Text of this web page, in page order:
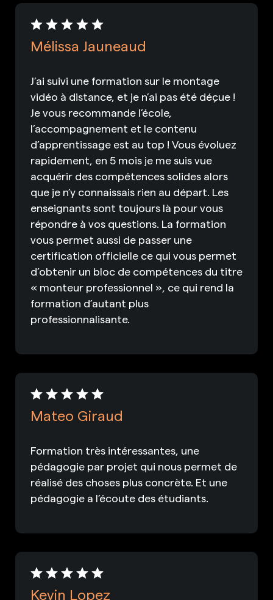
Mélissa Jauneaud
J’ai suivi une formation sur le montage
vidéo à distance, et je n’ai pas été déçue !
Je vous recommande l’école,
l’accompagnement et le contenu
d’apprentissage est au top ! Vous évoluez
rapidement, en 5 mois je me suis vue
acquérir des compétences solides alors
que je n’y connaissais rien au départ. Les
enseignants sont toujours là pour vous
répondre à vos questions. La formation
vous permet aussi de passer une
certification officielle ce qui vous permet
d’obtenir un bloc de compétences du titre
« monteur professionnel », ce qui rend la
formation d’autant plus
professionnalisante.
Mateo Giraud
Formation très intéressantes, une
pédagogie par projet qui nous permet de
réalisé des choses plus concrète. Et une
pédagogie a l’écoute des étudiants.
Kevin Lopez